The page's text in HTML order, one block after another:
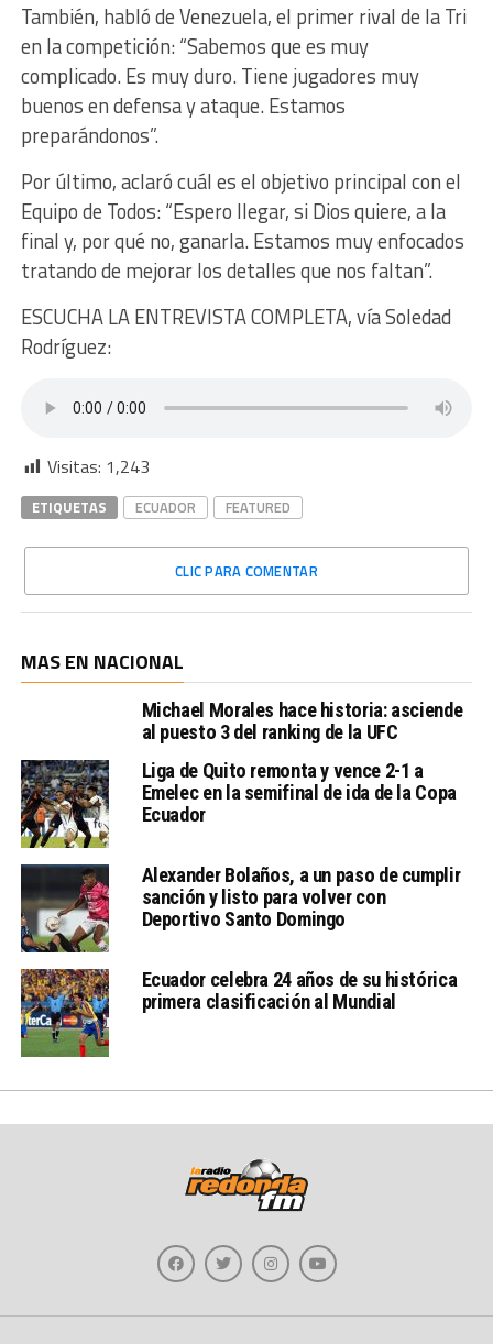
También, habló de Venezuela, el primer rival de la Tri
en la competición: “Sabemos que es muy
complicado. Es muy duro. Tiene jugadores muy
buenos en defensa y ataque. Estamos
preparándonos”.
Por último, aclaró cuál es el objetivo principal con el
Equipo de Todos: “Espero llegar, si Dios quiere, a la
final y, por qué no, ganarla. Estamos muy enfocados
tratando de mejorar los detalles que nos faltan”.
ESCUCHA LA ENTREVISTA COMPLETA, vía Soledad
Rodríguez:
Visitas: 1,243
ETIQUETAS ECUADOR FEATURED
CLIC PARA COMENTAR
MAS EN NACIONAL
Michael Morales hace historia: asciende
al puesto 3 del ranking de la UFC
Liga de Quito remonta y vence 2-1 a
Emelec en la semifinal de ida de la Copa
Ecuador
Alexander Bolaños, a un paso de cumplir
sanción y listo para volver con
Deportivo Santo Domingo
Ecuador celebra 24 años de su histórica
primera clasificación al Mundial